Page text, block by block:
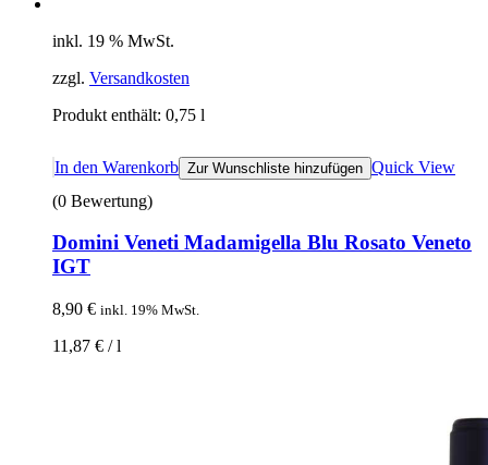
inkl. 19 % MwSt.
zzgl. Versandkosten
Produkt enthält: 0,75 l
In den Warenkorb Zur Wunschliste hinzufügen Quick View
(0 Bewertung)
Domini Veneti Madamigella Blu Rosato Veneto
IGT
8,90 € inkl. 19% MwSt.
11,87 € /l